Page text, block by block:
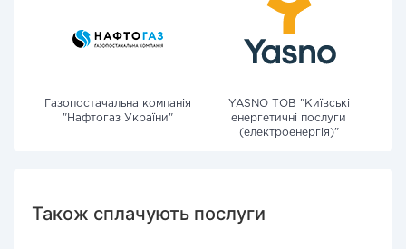
Газопостачальна компанія
"Нафтогаз України"
YASNO ТОВ "Київські
енергетичні послуги
(електроенергія)"
Також сплачують послуги